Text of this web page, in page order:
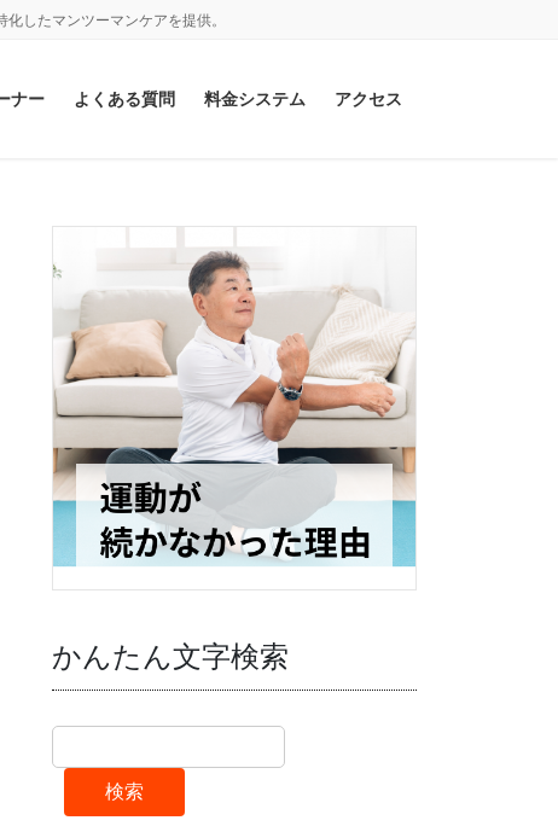
したマンツーマンケアを提供。
ナー よくある質問 料金システム アクセス
かんたん文字検索
検索